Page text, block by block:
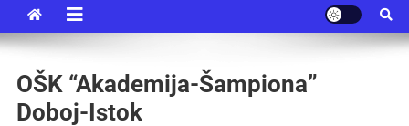
OŠK “Akademija-Šampiona”
Doboj-Istok